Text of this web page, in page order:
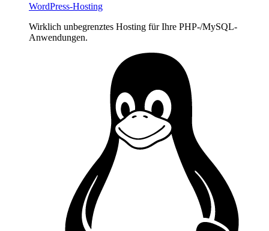
WordPress-Hosting
Wirklich unbegrenztes Hosting für Ihre PHP-/MySQL-
Anwendungen.